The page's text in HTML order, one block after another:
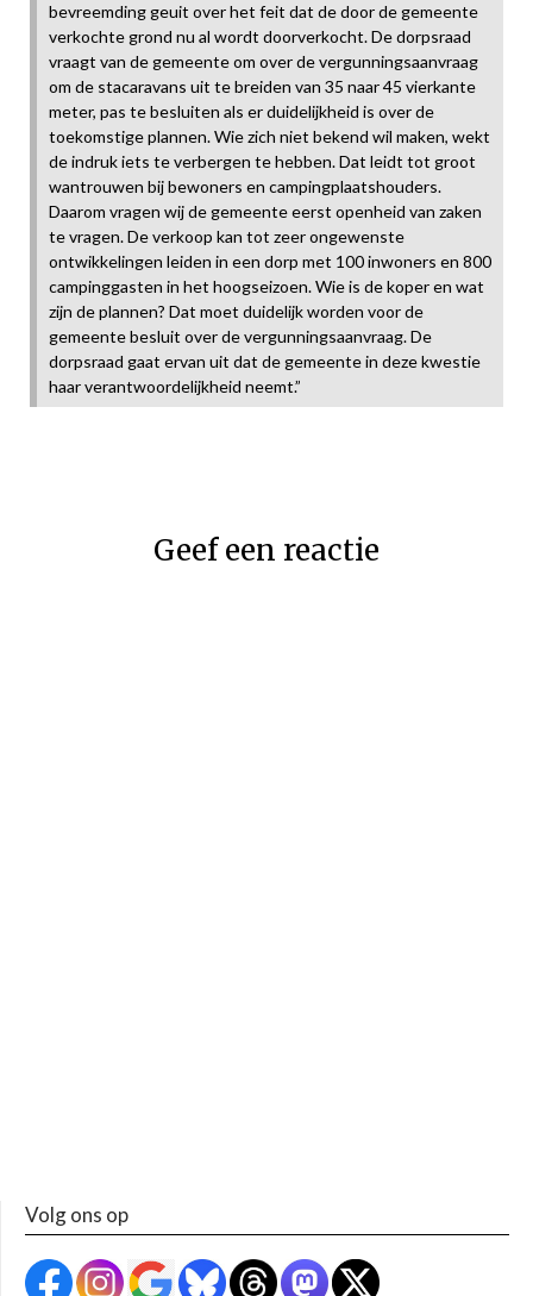
bevreemding geuit over het feit dat de door de gemeente
verkochte grond nu al wordt doorverkocht. De dorpsraad
vraagt van de gemeente om over de vergunningsaanvraag
om de stacaravans uit te breiden van 35 naar 45 vierkante
meter, pas te besluiten als er duidelijkheid is over de
toekomstige plannen. Wie zich niet bekend wil maken, wekt
de indruk iets te verbergen te hebben. Dat leidt tot groot
wantrouwen bij bewoners en campingplaatshouders.
Daarom vragen wij de gemeente eerst openheid van zaken
te vragen. De verkoop kan tot zeer ongewenste
ontwikkelingen leiden in een dorp met 100 inwoners en 800
campinggasten in het hoogseizoen. Wie is de koper en wat
zijn de plannen? Dat moet duidelijk worden voor de
gemeente besluit over de vergunningsaanvraag. De
dorpsraad gaat ervan uit dat de gemeente in deze kwestie
haar verantwoordelijkheid neemt.”
Geef een reactie
Volg ons op